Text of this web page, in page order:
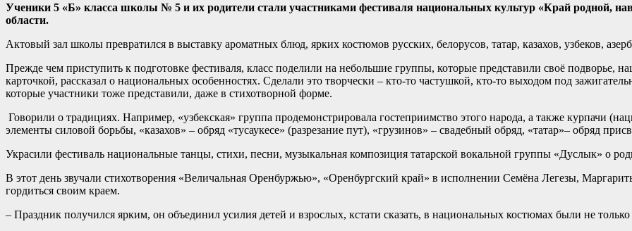
Ученики 5 «Б» класса школы № 5 и их родители стали участниками фестиваля национальных культур «Край родной,
области.
Актовый зал школы превратился в выставку ароматных блюд, ярких костюмов русских, белорусов, татар, казахов, узбеков,
Прежде чем приступить к подготовке фестиваля, класс поделили на небольшие группы, которые представили своё подворье,
карточкой, рассказал о национальных особенностях. Сделали это творчески – кто-то частушкой, кто-то выходом под
которые участники тоже представили, даже в стихотворной форме.
Говорили о традициях. Например, «узбекская» группа продемонстрировала гостеприимство этого народа, а также курпачи
элементы силовой борьбы, «казахов» – обряд «тусаукесе» (разрезание пут), «грузинов» – свадебный обряд, «татар»– обряд
Украсили фестиваль национальные танцы, стихи, песни, музыкальная композиция татарской вокальной группы «Дуслык» о
В этот день звучали стихотворения «Величальная Оренбуржью», «Оренбургский край» в исполнении Семёна Легезы,
гордиться своим краем.
– Праздник получился ярким, он объединил усилия детей и взрослых, кстати сказать, в национальных костюмах были не